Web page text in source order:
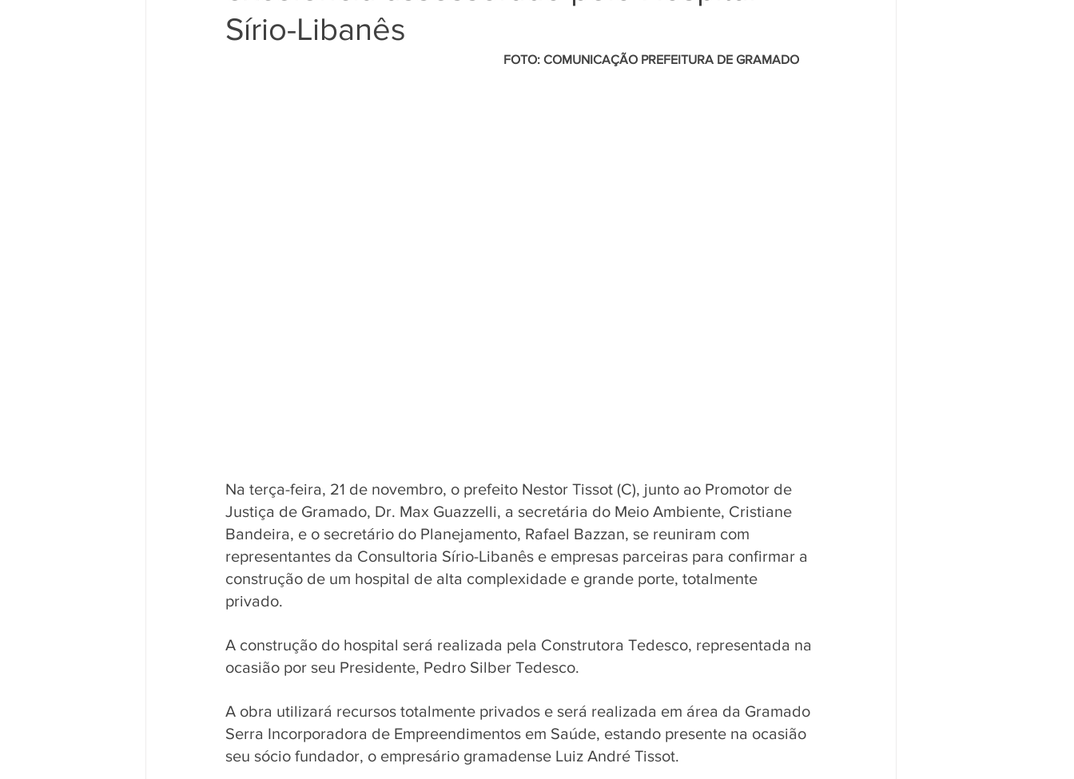
Sírio-Libanês
                                                                                       FOTO: COMUNICAÇÃO PREFEITURA DE GRAMADO
Na terça-feira, 21 de novembro, o prefeito Nestor Tissot (C), junto ao Promotor de
Justiça de Gramado, Dr. Max Guazzelli, a secretária do Meio Ambiente, Cristiane
Bandeira, e o secretário do Planejamento, Rafael Bazzan, se reuniram com
representantes da Consultoria Sírio-Libanês e empresas parceiras para confirmar a
construção de um hospital de alta complexidade e grande porte, totalmente
privado.
A construção do hospital será realizada pela Construtora Tedesco, representada na
ocasião por seu Presidente, Pedro Silber Tedesco.
A obra utilizará recursos totalmente privados e será realizada em área da Gramado
Serra Incorporadora de Empreendimentos em Saúde, estando presente na ocasião
seu sócio fundador, o empresário gramadense Luiz André Tissot.